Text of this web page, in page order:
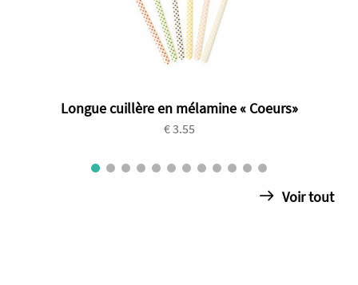
Longue cuillère en mélamine « Coeurs»
€ 3.55
Voir tout